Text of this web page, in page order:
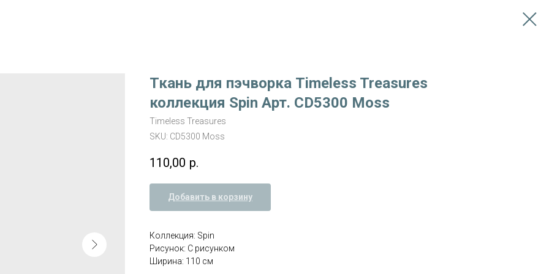
Ткань для пэчворка Timeless Treasures
коллекция Spin Арт. CD5300 Moss
Timeless Treasures
SKU: CD5300 Moss
110,00 р.
Добавить в корзину
Коллекция: Spin
Рисунок: С рисунком
Ширина: 110 см